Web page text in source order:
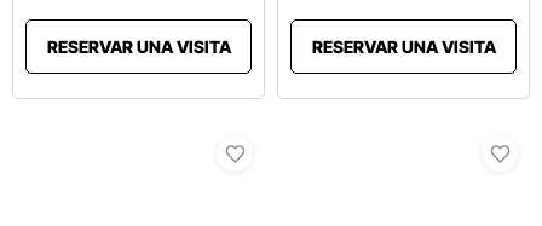
RESERVAR UNA VISITA RESERVAR UNA VISITA